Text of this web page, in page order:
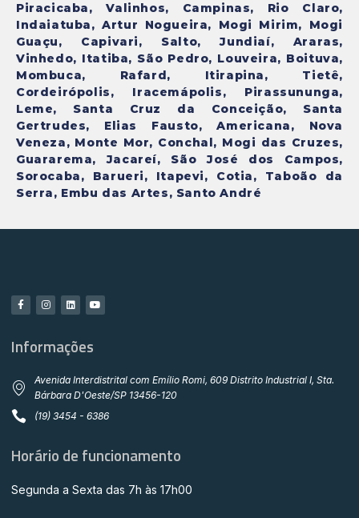
Piracicaba, Valinhos, Campinas, Rio Claro,
Indaiatuba, Artur Nogueira, Mogi Mirim, Mogi
Guaçu, Capivari, Salto, Jundiaí, Araras,
Vinhedo, Itatiba, São Pedro, Louveira, Boituva,
Mombuca, Rafard, Itirapina, Tietê,
Cordeirópolis, Iracemápolis, Pirassununga,
Leme, Santa Cruz da Conceição, Santa
Gertrudes, Elias Fausto, Americana, Nova
Veneza, Monte Mor, Conchal, Mogi das Cruzes,
Guararema, Jacareí, São José dos Campos,
Sorocaba, Barueri, Itapevi, Cotia, Taboão da
Serra, Embu das Artes, Santo André
Informações
Avenida Interdistrital com Emílio Romi, 609 Distrito Industrial I, Sta.
Bárbara D'Oeste/SP 13456-120
(19) 3454 - 6386
Horário de funcionamento
Segunda a Sexta das 7h às 17h00